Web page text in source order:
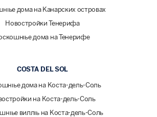
дома на Канарских островах
Новостройки Тенерифа
дома на Тенерифе
COSTA DEL SOL
дома на Коста-дель-Соль
на Коста-дель-Соль
виллы на Коста-дель-Соль